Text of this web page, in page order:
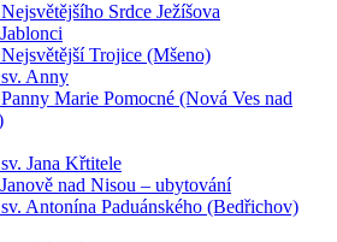
Srdce Ježíšova
Trojice (Mšeno)
Anny
Marie Pomocné (Nová Ves nad
Jana Křtitele
nad Nisou – ubytování
Antonína Paduánského (Bedřichov)